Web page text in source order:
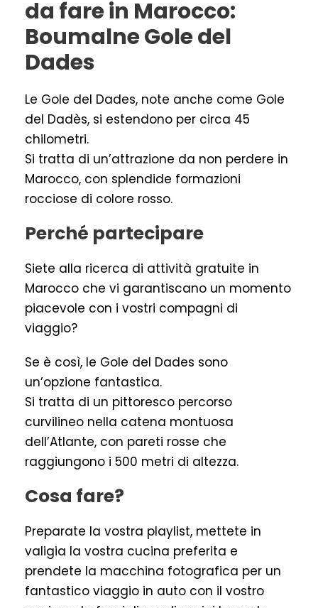
da fare in Marocco:
Boumalne Gole del
Dades
Le Gole del Dades, note anche come Gole
del Dadès, si estendono per circa 45
chilometri.
Si tratta di un’attrazione da non perdere in
Marocco, con splendide formazioni
rocciose di colore rosso.
Perché partecipare
Siete alla ricerca di attività gratuite in
Marocco che vi garantiscano un momento
piacevole con i vostri compagni di
viaggio?
Se è così, le Gole del Dades sono
un’opzione fantastica.
Si tratta di un pittoresco percorso
curvilineo nella catena montuosa
dell’Atlante, con pareti rosse che
raggiungono i 500 metri di altezza.
Cosa fare?
Preparate la vostra playlist, mettete in
valigia la vostra cucina preferita e
prendete la macchina fotografica per un
fantastico viaggio in auto con il vostro